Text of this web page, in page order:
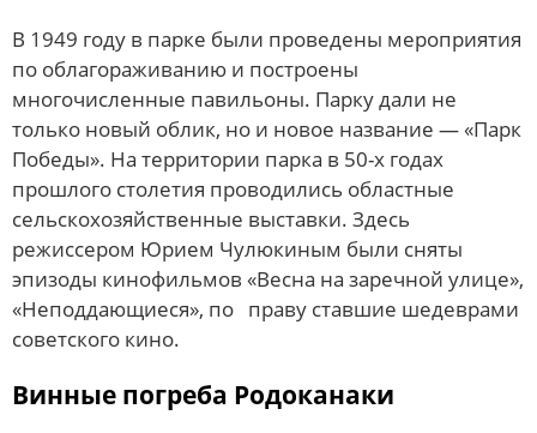
В 1949 году в парке были проведены мероприятия
по облагораживанию и построены
многочисленные павильоны. Парку дали не
только новый облик, но и новое название — «Парк
Победы». На территории парка в 50-х годах
прошлого столетия проводились областные
сельскохозяйственные выставки. Здесь
режиссером Юрием Чулюкиным были сняты
эпизоды кинофильмов «Весна на заречной улице»,
«Неподдающиеся», по праву ставшие шедеврами
советского кино.
Винные погреба Родоканаки